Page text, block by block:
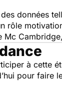
données
rôle
Mc
à cette
pour faire